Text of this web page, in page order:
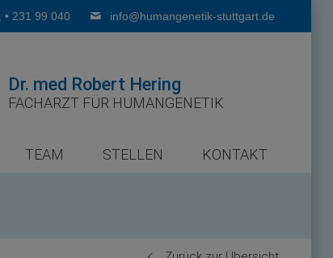
• 231 99 040 info@humangenetik-stuttgart.de
Dr. med Robert Hering
FACHARZT FÜR HUMANGENETIK
TEAM STELLEN KONTAKT